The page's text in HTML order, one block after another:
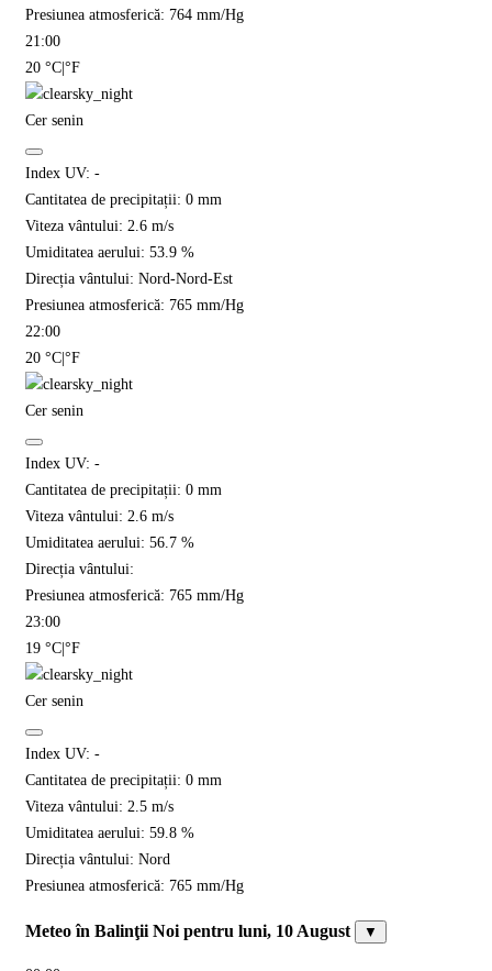
Presiunea atmosferică: 764 mm/Hg
21:00
20 °C °F
Cer senin
Index UV: -
Cantitatea de precipitații: 0 mm
Viteza vântului: 2.6 m/s
Umiditatea aerului: 53.9 %
Direcția vântului: Nord-Nord-Est
Presiunea atmosferică: 765 mm/Hg
22:00
20 °C °F
Cer senin
Index UV: -
Cantitatea de precipitații: 0 mm
Viteza vântului: 2.6 m/s
Umiditatea aerului: 56.7 %
Direcția vântului:
Presiunea atmosferică: 765 mm/Hg
23:00
19 °C °F
Cer senin
Index UV: -
Cantitatea de precipitații: 0 mm
Viteza vântului: 2.5 m/s
Umiditatea aerului: 59.8 %
Direcția vântului: Nord
Presiunea atmosferică: 765 mm/Hg
Meteo în Balinţii Noi pentru luni, 10 August ▼